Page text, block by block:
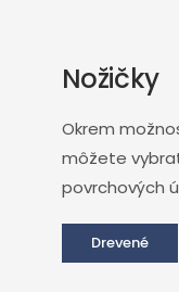
Nožičky
Okrem
môžete
povrchových
Drevené